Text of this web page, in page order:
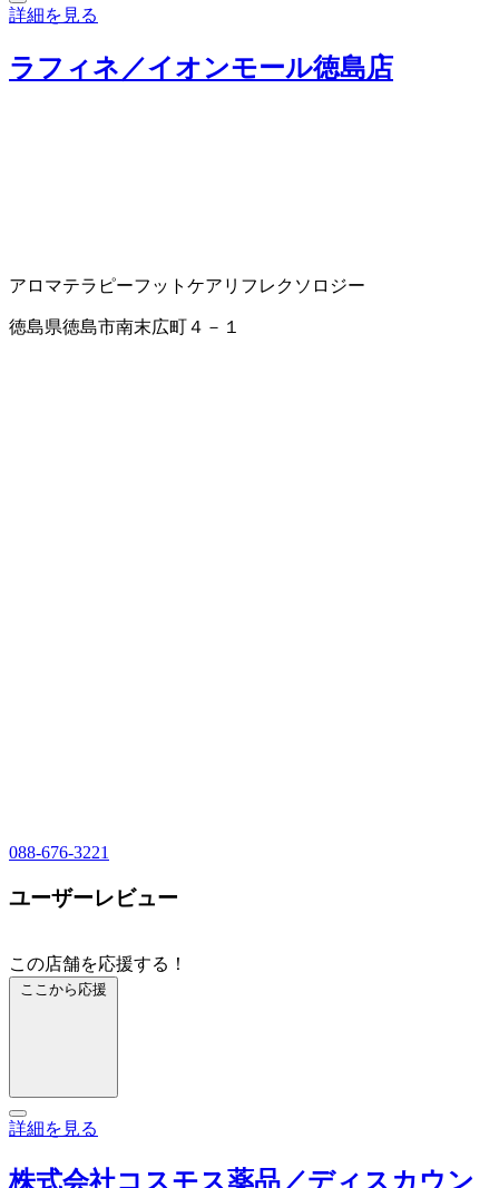
詳細を見る
ラフィネ／イオンモール徳島店
アロマテラピーフットケア リフレクソロジー
徳島県徳島市南末広町４－１
088-676-3221
ユーザーレビュー
この店舗を応援する！
ここから応援
詳細を見る
株式会社コスモス薬品／ディスカウン